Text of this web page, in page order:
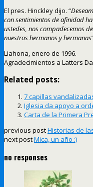
El pres. Hinckley dijo. “
con sentimientos de afinidad
ustedes, nos compadecemos
nuestros hermanos y hermanas
Liahona, enero de 1996.
Agradecimientos a Latters
Related posts:
7 capillas
Iglesia da apoyo a
Carta de la Primera
previous postHistorias de
next postMica, un año :)
no responses